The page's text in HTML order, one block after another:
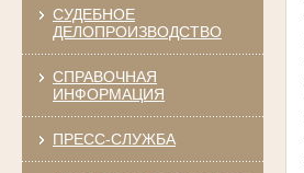
СУДЕБНОЕ
ДЕЛОПРОИЗВОДСТВО
СПРАВОЧНАЯ
ИНФОРМАЦИЯ
ПРЕСС-СЛУЖБА